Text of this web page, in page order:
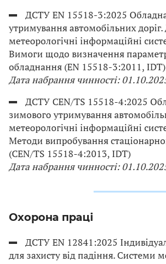
ДСТУ EN 15518-3:2025
утримування автомобільних
метеорологічні інформаційні
Вимоги щодо визначення
обладнання (EN 15518-3:2011, IDT)
Дата набрання чинності:
ДСТУ CEN/TS 15518-4:2025
зимового утримування
метеорологічні інформаційні
Методи випробування
(CEN/TS 15518-4:2013, IDT)
Дата набрання чинності:
Охорона праці
ДСТУ EN 12841:2025
для захисту від падіння. Системи